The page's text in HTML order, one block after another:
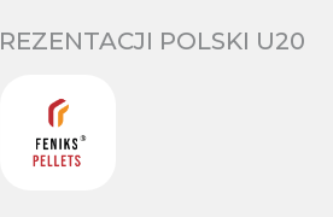
POLSKI U20